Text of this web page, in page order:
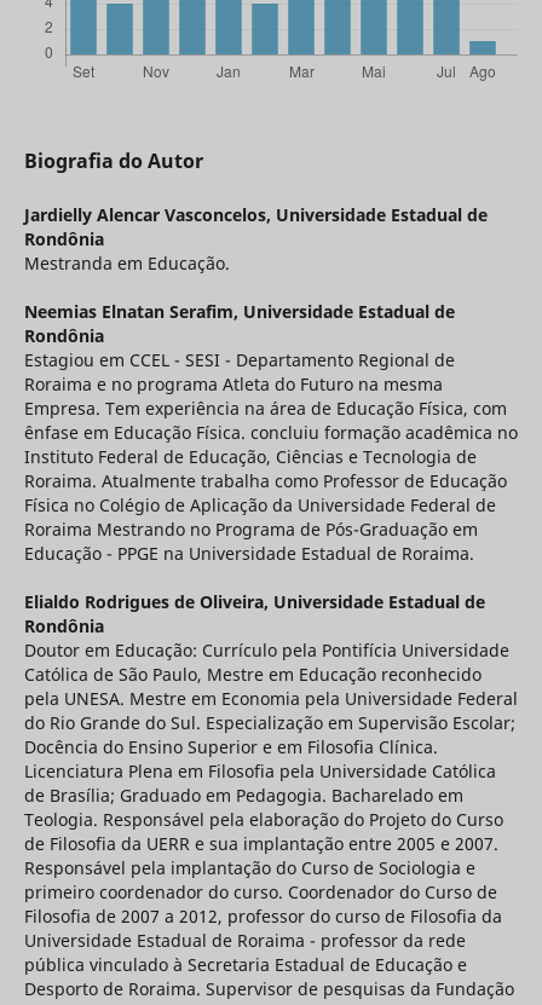
Biografia do Autor
Jardielly Alencar Vasconcelos, Universidade Estadual de
Rondônia
Mestranda em Educação.
Neemias Elnatan Serafim, Universidade Estadual de
Rondônia
Estagiou em CCEL - SESI - Departamento Regional de
Roraima e no programa Atleta do Futuro na mesma
Empresa. Tem experiência na área de Educação Física, com
ênfase em Educação Física. concluiu formação acadêmica no
Instituto Federal de Educação, Ciências e Tecnologia de
Roraima. Atualmente trabalha como Professor de Educação
Física no Colégio de Aplicação da Universidade Federal de
Roraima Mestrando no Programa de Pós-Graduação em
Educação - PPGE na Universidade Estadual de Roraima.
Elialdo Rodrigues de Oliveira, Universidade Estadual de
Rondônia
Doutor em Educação: Currículo pela Pontifícia Universidade
Católica de São Paulo, Mestre em Educação reconhecido
pela UNESA. Mestre em Economia pela Universidade Federal
do Rio Grande do Sul. Especialização em Supervisão Escolar;
Docência do Ensino Superior e em Filosofia Clínica.
Licenciatura Plena em Filosofia pela Universidade Católica
de Brasília; Graduado em Pedagogia. Bacharelado em
Teologia. Responsável pela elaboração do Projeto do Curso
de Filosofia da UERR e sua implantação entre 2005 e 2007.
Responsável pela implantação do Curso de Sociologia e
primeiro coordenador do curso. Coordenador do Curso de
Filosofia de 2007 a 2012, professor do curso de Filosofia da
Universidade Estadual de Roraima - professor da rede
pública vinculado à Secretaria Estadual de Educação e
Desporto de Roraima. Supervisor de pesquisas da Fundação